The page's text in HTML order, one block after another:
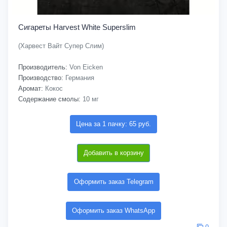
Сигареты Harvest White Superslim
(Харвест Вайт Супер Слим)
Производитель: Von Eicken
Производство: Германия
Аромат: Кокос
Содержание смолы: 10 мг
Цена за 1 пачку: 65 руб.
Добавить в корзину
Оформить заказ Telegram
Оформить заказ WhatsApp